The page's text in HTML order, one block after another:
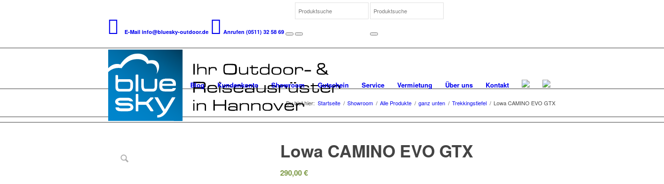
E-Mail info@bluesky-outdoor.de Anrufen (0511) 32 58 69
Blog Kundenkonto Showroom Gutschein Service Vermietung Über uns Kontakt
Du bist hier: Startseite / Showroom / Alle Produkte / ganz unten / Trekkingstiefel / Lowa CAMINO EVO GTX
Lowa CAMINO EVO GTX
290,00€